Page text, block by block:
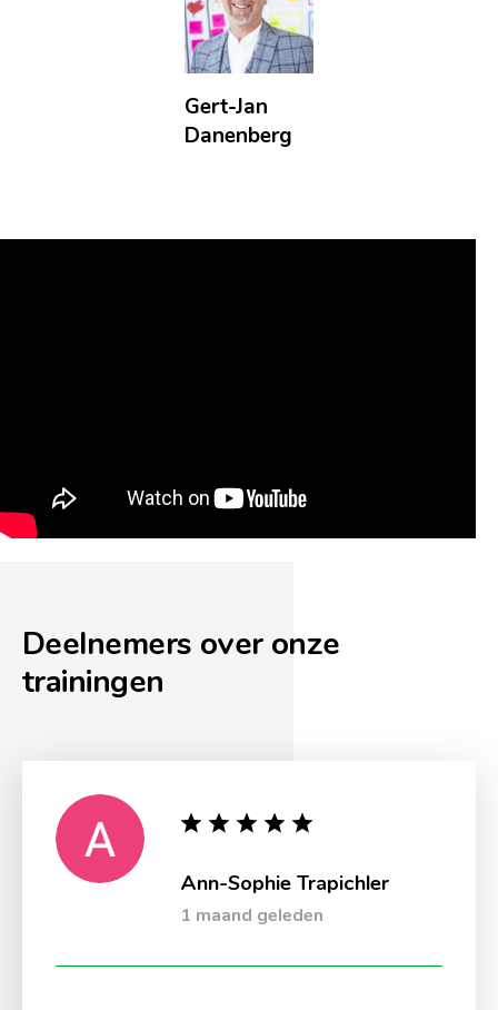
Gert-Jan
Danenberg
Deelnemers over onze
trainingen
Ann-Sophie Trapichler
1 maand geleden